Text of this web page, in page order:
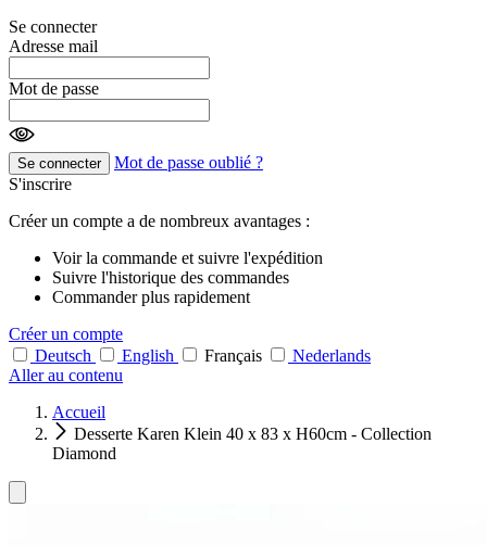
Se connecter
Adresse mail
Mot de passe
Se connecter
Mot de passe oublié ?
S'inscrire
Créer un compte a de nombreux avantages :
Voir la commande et suivre l'expédition
Suivre l'historique des commandes
Commander plus rapidement
Créer un compte
Deutsch
English Français
Nederlands
Aller au contenu
Accueil
Desserte Karen Klein 40 x 83 x H60cm - Collection
Diamond